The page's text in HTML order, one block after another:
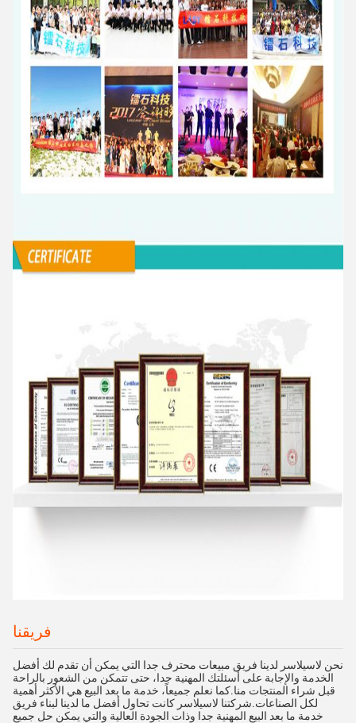
فريقنا
نحن لاسيلاسر لدينا فريق مبيعات محترف جدا التي يمكن أن تقدم لك أفضل
الخدمة والإجابة على أسئلتك المهنية جدا، حتى تتمكن من الشعور بالراحة
قبل شراء المنتجات منا.كما نعلم جميعاً، خدمة ما بعد البيع هي الأكثر أهمية
لكل الصناعات.شركتنا لاسيلاسر كانت تحاول أفضل ما لدينا لبناء فريق
خدمة ما بعد البيع المهنية جدا وذات الجودة العالية والتي يمكن حل جميع